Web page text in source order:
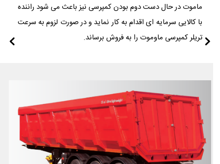
ماموت در حال دست دوم بودن کمپرسی نیز باعث می شود راننده
با کالایی سرمایه ای اقدام به کار نماید و در صورت لزوم به سرعت
تریلر کمپرسی ماوموت را به فروش برساند.